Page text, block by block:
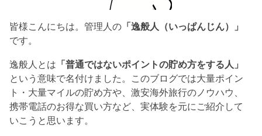
皆様こんにちは。管理人の 「逸般人（いっぱんじん）」
です。
逸般人とは 「普通ではないポイントの貯め方をする人」
という意味で名付けました。このブログでは大量ポイン
ト・大量マイルの貯め方や、激安海外旅行のノウハウ、
携帯電話のお得な買い方など、実体験を元にご紹介して
いこうと思います。